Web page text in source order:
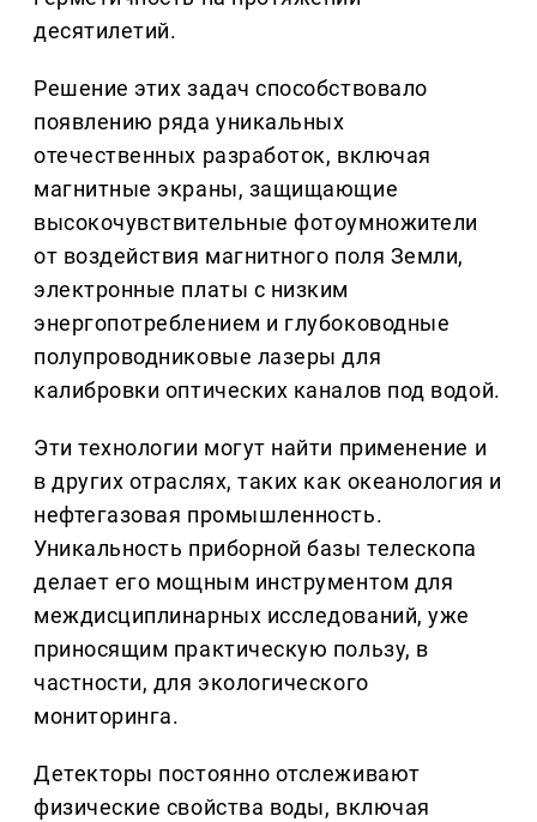
десятилетий.
Решение этих задач способствовало
появлению ряда уникальных
отечественных разработок, включая
магнитные экраны, защищающие
высокочувствительные фотоумножители
от воздействия магнитного поля Земли,
электронные платы с низким
энергопотреблением и глубоководные
полупроводниковые лазеры для
калибровки оптических каналов под водой.
Эти технологии могут найти применение и
в других отраслях, таких как океанология и
нефтегазовая промышленность.
Уникальность приборной базы телескопа
делает его мощным инструментом для
междисциплинарных исследований, уже
приносящим практическую пользу, в
частности, для экологического
мониторинга.
Детекторы постоянно отслеживают
физические свойства воды, включая